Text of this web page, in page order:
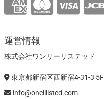
運営情報
株式会社ワンリーリステッド
東京都新宿区西新宿4-31-3 5F
info@onelilisted.com